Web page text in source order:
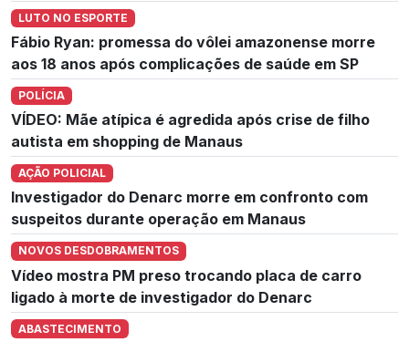
LUTO NO ESPORTE
Fábio Ryan: promessa do vôlei amazonense morre
aos 18 anos após complicações de saúde em SP
POLÍCIA
VÍDEO: Mãe atípica é agredida após crise de filho
autista em shopping de Manaus
AÇÃO POLICIAL
Investigador do Denarc morre em confronto com
suspeitos durante operação em Manaus
NOVOS DESDOBRAMENTOS
Vídeo mostra PM preso trocando placa de carro
ligado à morte de investigador do Denarc
ABASTECIMENTO